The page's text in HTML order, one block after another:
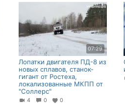
07:29
Лопатки двигателя ПД-8 из
новых сплавов, станок-
гигант от Ростеха,
локализованные МКПП от
"Соллерс"
4 0 0